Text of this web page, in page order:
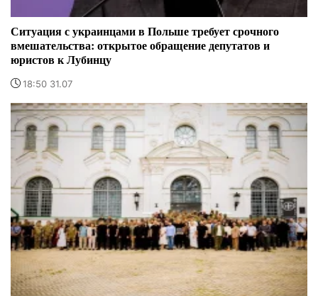
Ситуация с украинцами в Польше требует срочного
вмешательства: открытое обращение депутатов и
юристов к Лубинцу
18:50 31.07